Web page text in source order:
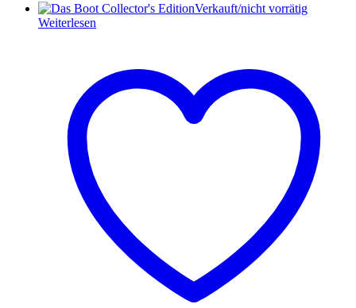
Verkauft/nicht vorrätig
Weiterlesen